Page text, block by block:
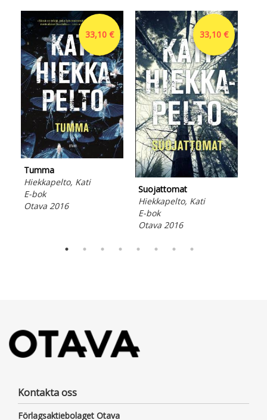
33,10 €
Tumma
Hiekkapelto, Kati
E-bok
Otava 2016
33,10 €
Suojattomat
Hiekkapelto, Kati
E-bok
Otava 2016
Kontakta oss
Förlagsaktiebolaget Otava